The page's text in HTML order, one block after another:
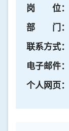
岗 位：
部 门：
联系方式：
电子邮件：
个人网页：